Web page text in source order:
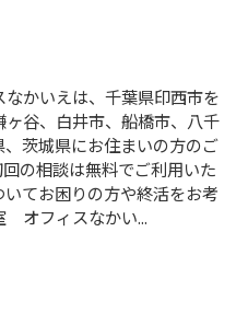
かいえは、千葉県印西市を
ヶ谷、白井市、船橋市、八千
茨城県にお住まいの方のご
の相談は無料でご利用いた
てお困りの方や終活をお考
オフィスなかい...